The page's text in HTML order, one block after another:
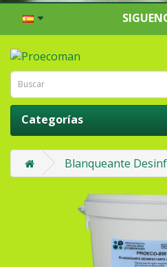
Categorías
Blanqueante